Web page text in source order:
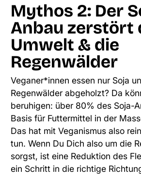
Mythos 2: Der
Anbau zerstört
Umwelt & die
Regenwälder
Veganer*innen essen nur Soja
Regenwälder abgeholzt? Da
beruhigen: über 80% des Soja-
Basis für Futtermittel in der
Das hat mit Veganismus also
tun. Wenn Du Dich also um die
sorgst, ist eine Reduktion des
ein Schritt in die richtige